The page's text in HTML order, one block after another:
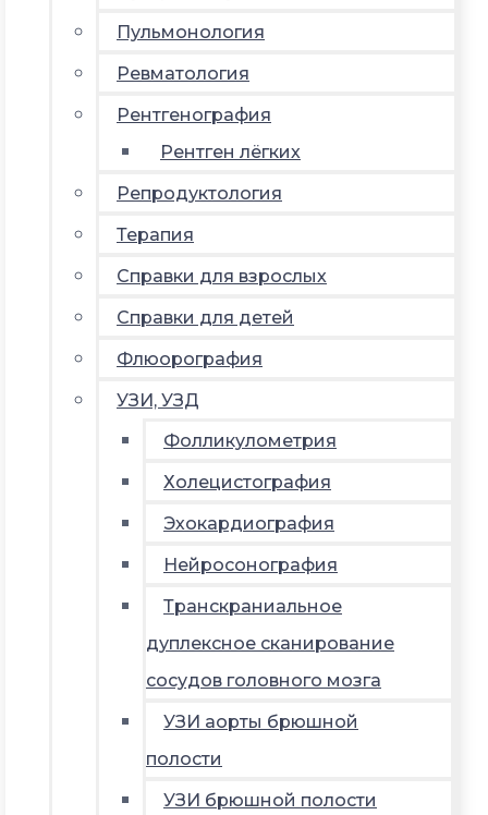
Пульмонология
Ревматология
Рентгенография
Рентген лёгких
Репродуктология
Терапия
Справки для взрослых
Справки для детей
Флюорография
УЗИ, УЗД
Фолликулометрия
Холецистография
Эхокардиография
Нейросонография
Транскраниальное
дуплексное сканирование
сосудов головного мозга
УЗИ аорты брюшной
полости
УЗИ брюшной полости